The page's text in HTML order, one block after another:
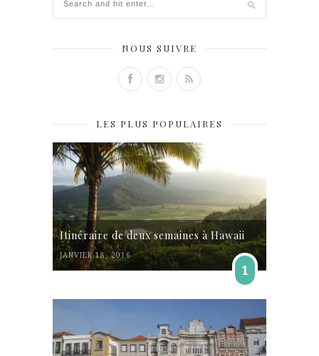
NOUS SUIVRE
LES PLUS POPULAIRES
Itinéraire de deux semaines à Hawaii
JANVIER 18, 2016
1